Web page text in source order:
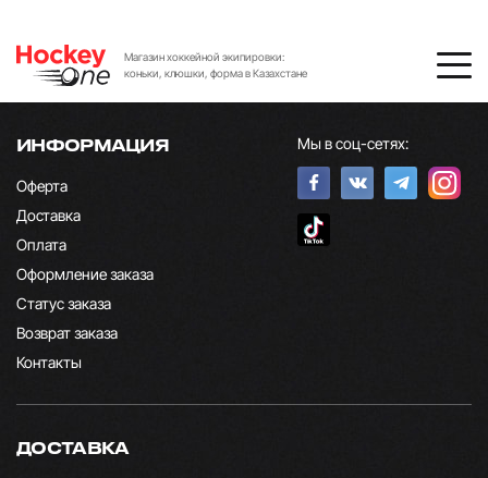
Магазин хоккейной экипировки:
коньки, клюшки, форма в Казахстане
ИНФОРМАЦИЯ
Оферта
Доставка
Оплата
Оформление заказа
Статус заказа
Возврат заказа
Контакты
Мы в соц-сетях:
ДОСТАВКА